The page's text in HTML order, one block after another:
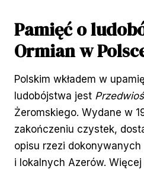
Pamięć o
Ormian w
Polskim wkładem w
ludobójstwa jest
Żeromskiego. Wydane w
zakończeniu czystek,
opisu rzezi
i lokalnych Azerów.